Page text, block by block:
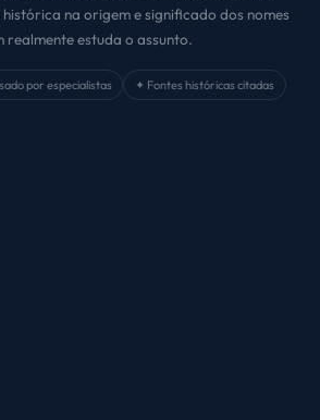
na origem e significado dos nomes
realmente estuda o assunto.
por especialistas
✦ Fontes históricas citadas